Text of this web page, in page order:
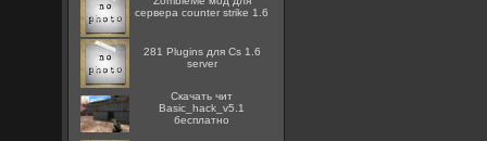
сервера counter strike 1.6
281 Plugins для Cs 1.6
server
Скачать чит
Basic_hack_v5.1
бесплатно